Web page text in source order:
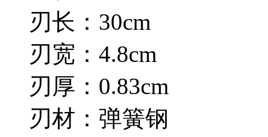
刃长：30cm
刃宽：4.8cm
刃厚：0.83cm
刃材：弹簧钢